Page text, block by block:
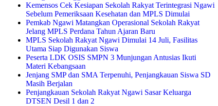
Kemensos Cek Kesiapan Sekolah Rakyat Terintegrasi Ngawi
Sebelum Pemeriksaan Kesehatan dan MPLS Dimulai
Pemkab Ngawi Matangkan Operasional Sekolah Rakyat
Jelang MPLS Perdana Tahun Ajaran Baru
MPLS Sekolah Rakyat Ngawi Dimulai 14 Juli, Fasilitas
Utama Siap Digunakan Siswa
Peserta LDK OSIS SMPN 3 Munjungan Antusias Ikuti
Materi Kebangsaan
Jenjang SMP dan SMA Terpenuhi, Penjangkauan Siswa SD
Masih Berjalan
Penjangkauan Sekolah Rakyat Ngawi Sasar Keluarga
DTSEN Desil 1 dan 2